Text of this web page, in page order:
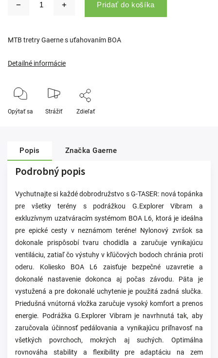
Pridať do košíka
MTB tretry Gaerne s uťahovaním BOA
Detailné informácie
Opýtať sa Strážiť Zdieľať
Popis Značka Gaerne
Podrobný popis
Vychutnajte si každé dobrodružstvo s G-TASER: nová topánka
pre všetky terény s podrážkou G.Explorer Vibram a
exkluzívnym uzatváracím systémom BOA L6, ktorá je ideálna
pre epické cesty v neznámom teréne! Nylonový zvršok sa
dokonale prispôsobí tvaru chodidla a zaručuje vynikajúcu
ventiláciu, zatiaľ čo výstuhy v kľúčových bodoch chránia proti
oderu. Koliesko BOA L6 zaisťuje bezpečné uzavretie a
dokonalé nastavenie dokonca aj počas závodu. Päta je
vystužená a pre dokonalé uchytenie je použitá zadná slučka.
Priedušná vnútorná vložka zaručuje vysoký komfort a prenos
energie. Podrážka G.Explorer Vibram je navrhnutá tak, aby
zaručovala účinnosť pedálovania a vynikajúcu priľnavosť na
všetkých povrchoch, mokrých aj suchých. Optimálna
rovnováha stability a flexibility pre adaptáciu na zem